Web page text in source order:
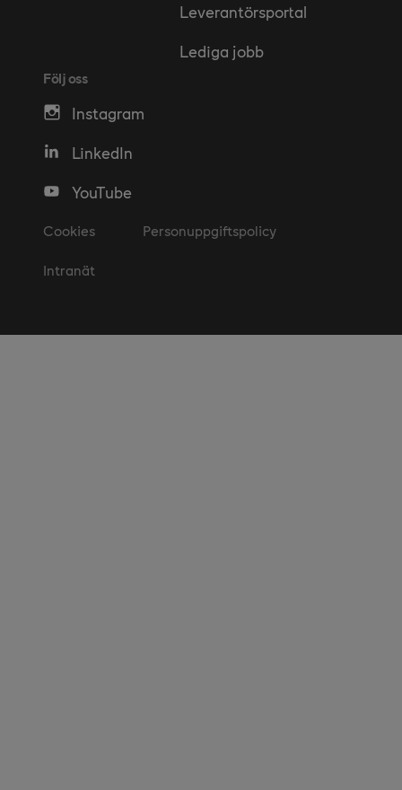
Leverantörsportal
Lediga jobb
Följ oss
Instagram
LinkedIn
YouTube
Cookies Personuppgiftspolicy
Intranät